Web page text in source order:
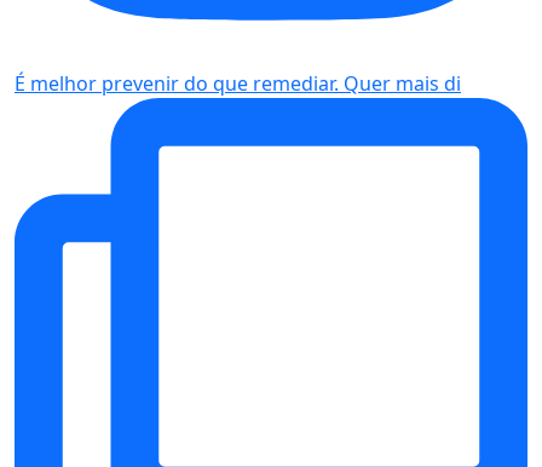
É melhor prevenir do que remediar. Quer mais di